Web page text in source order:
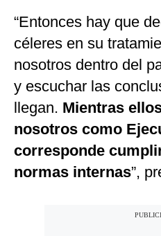
“Entonces hay que
céleres en su
nosotros dentro del
y escuchar las
llegan. Mientras
nosotros como
corresponde
normas internas”,